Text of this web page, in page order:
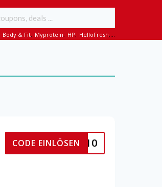
Body & Fit, Myprotein, HP, HelloFresh,...
ZAHOME10
CODE EINLÖSEN